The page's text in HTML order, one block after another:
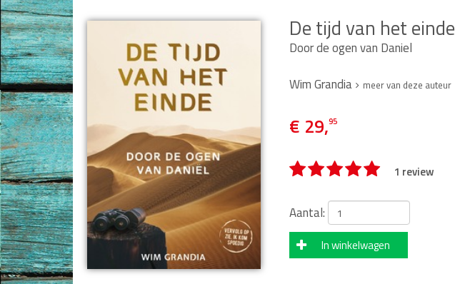
Huwelijk en Gezin
Man / Vrouw
Seksualiteit
Jongerenboeken
Kinderboeken
Cadeauboeken
Gideonietjes
Dagboeken
De tijd van het einde
Door de ogen van Daniel
Wim Grandia
meer van deze auteur
€ 29,95
1 review
Aantal:
In winkelwagen